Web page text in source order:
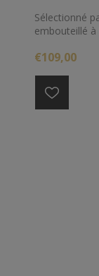
Sélectionné
embouteillé
€109,00